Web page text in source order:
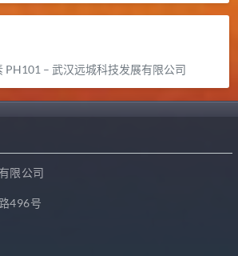
PH101 – 武汉远城科技发展有限公司
限公司
496号